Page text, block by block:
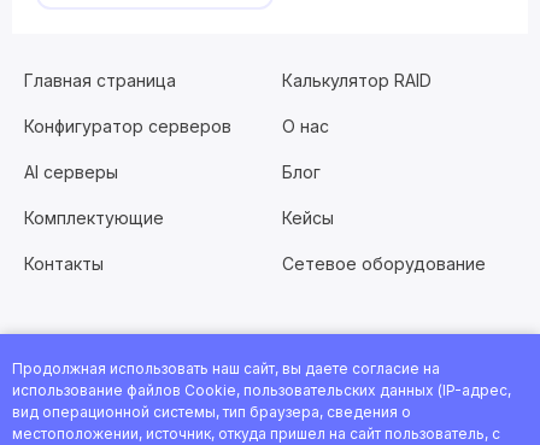
Главная страница Калькулятор RAID
Конфигуратор серверов О нас
AI серверы Блог
Комплектующие Кейсы
Контакты Сетевое оборудование
Хотите работать с нами? Заполните анкету
посмотрите все вакансии
Продолжная использовать наш сайт, вы даете согласие на
использование файлов Cookie, пользовательских данных (IP-адрес,
вид операционной системы, тип браузера, сведения о
местоположении, источник, откуда пришел на сайт пользователь, с